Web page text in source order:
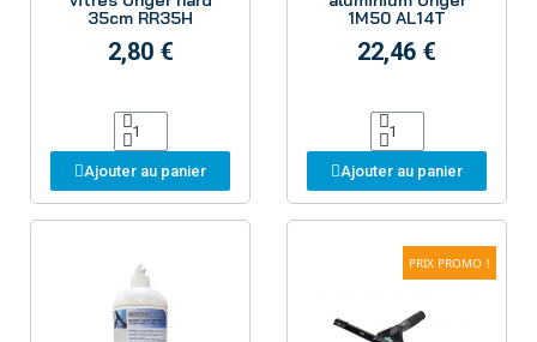
35cm RR35H
2,80 €
Ajouter au panier
1M50 AL14T
22,46 €
Ajouter au panier
PRIX PROMO !